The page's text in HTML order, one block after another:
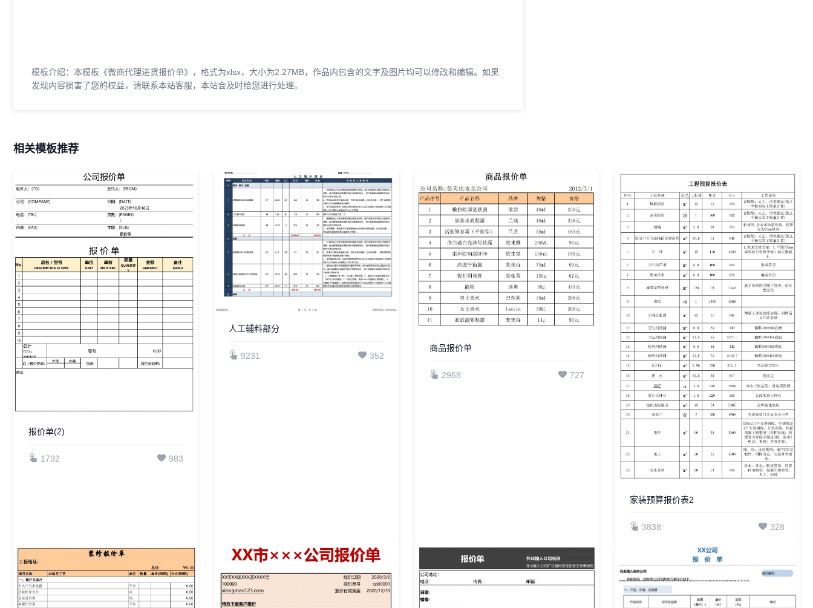
模板介绍：本模板《微商代理进货报价单》，格式为xlsx，大小为2.27MB，作品内包含的文字及图片均可以修改和编辑。如果
发现内容损害了您的权益，请联系本站客服，本站会及时给您进行处理。
相关模板推荐
报价单(2)
1792 983
人工辅料部分
9231 352
商品报价单
2968 727
家装预算报价表2
3838 328